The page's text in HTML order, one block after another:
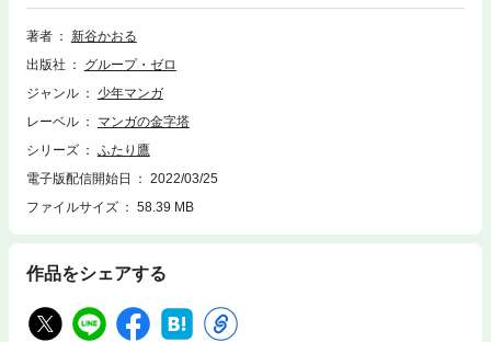
なり果てていた。FXのDOHCもだらしがねえやと思いつつ、205キロの糞
重い車体を押しつつ登る坂道は、FXの入院費をどうやって払おうかと考え
で、奥多摩を恐るべき速さで走るもうひとりの「鷹」の存在を知る……バ
イクまんがの大傑作が電子書籍化！
著者
新谷かおる
出版社
グループ・ゼロ
ジャンル
少年マンガ
レーベル
マンガの金字塔
シリーズ
ふたり鷹
電子版配信開始日
2022/03/25
ファイルサイズ
58.39 MB
作品をシェアする